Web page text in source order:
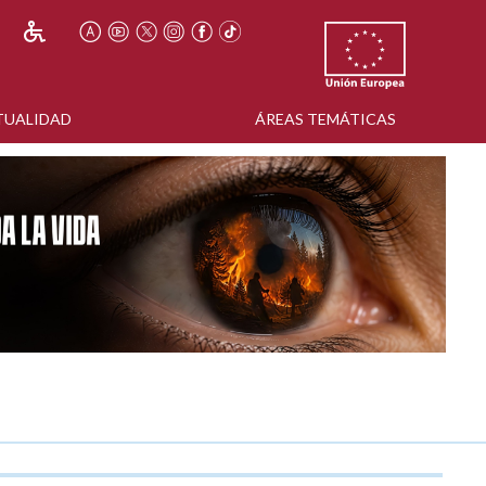
ÁREAS TEMÁTICAS